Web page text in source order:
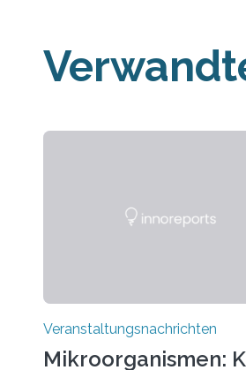
Veranstaltungsnachrichten
Mikroorganismen: